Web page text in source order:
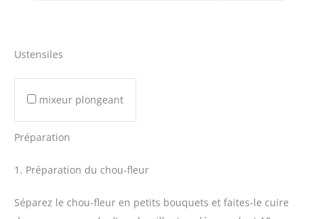
Ustensiles
mixeur plongeant
Préparation
1. Préparation du chou-fleur
Séparez le chou-fleur en petits bouquets et faites-le cuire